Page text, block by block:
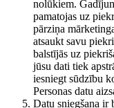
nolūkiem.
pamatojas uz
pārziņa
atsaukt savu
balstījās uz
jūsu dati tiek
iesniegt sūdzību
Personas datu
Datu sniegšana ir